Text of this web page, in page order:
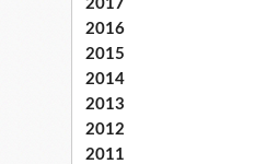
2017
2016
2015
2014
2013
2012
2011